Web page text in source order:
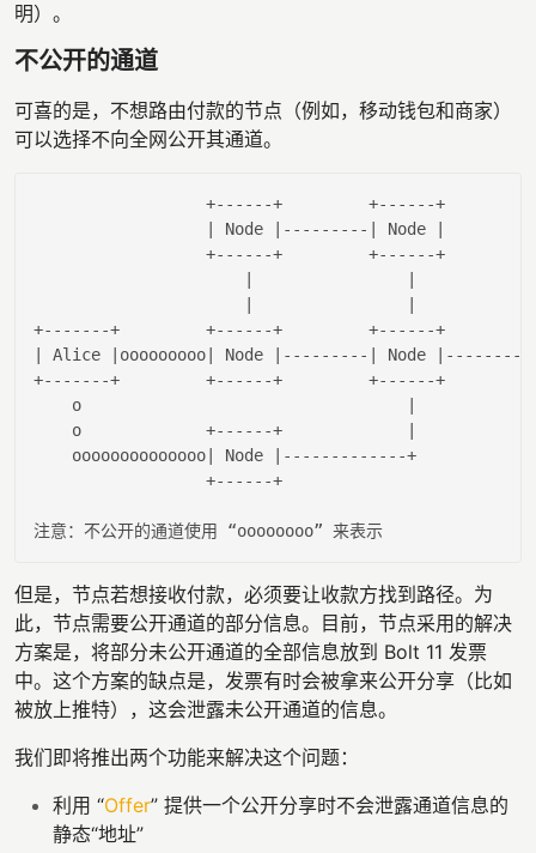
明）。
不公开的通道
可喜的是，不想路由付款的节点（例如，移动钱包和商家）
可以选择不向全网公开其通道。
                  +------+         +------+
| Node | --------- | Node |
                  +------+         +------+
|                |
|                |
| Alice | ooooooooo| Node | --------- | Node | ---------
+-------+         +------+         +------+
    o
|
    o             +------+             |
    oooooooooooooo
| Node | -------------+
                  +------+
但是，节点若想接收付款，必须要让收款方找到路径。为
此，节点需要公开通道的部分信息。目前，节点采用的解决
方案是，将部分未公开通道的全部信息放到 Bolt 11 发票
中。这个方案的缺点是，发票有时会被拿来公开分享（比如
被放上推特），这会泄露未公开通道的信息。
我们即将推出两个功能来解决这个问题：
利用 “Offer” 提供一个公开分享时不会泄露通道信息的
静态“地址”